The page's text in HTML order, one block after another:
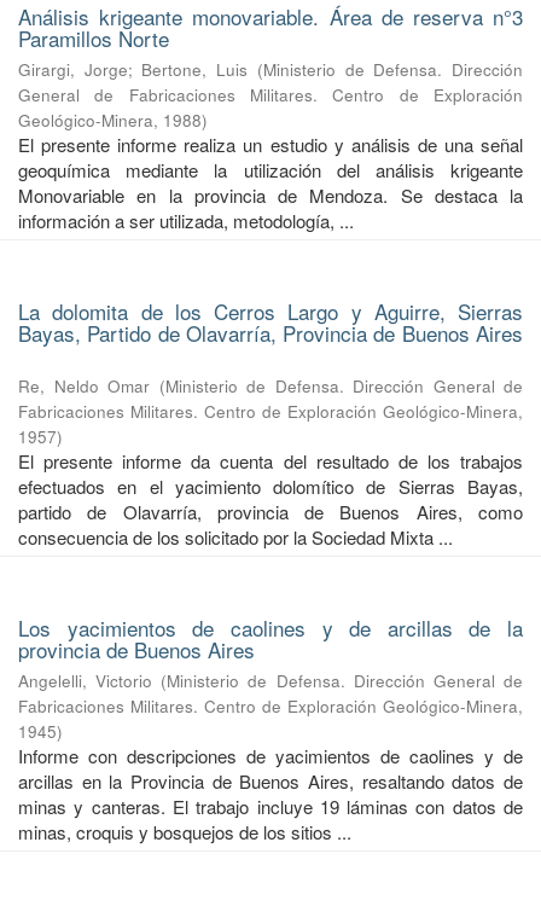
Análisis krigeante monovariable. Área de reserva n°3
Paramillos Norte
Girargi, Jorge; Bertone, Luis (Ministerio de Defensa. Dirección
General de Fabricaciones Militares. Centro de Exploración
Geológico-Minera, 1988)
El presente informe realiza un estudio y análisis de una señal
geoquímica mediante la utilización del análisis krigeante
Monovariable en la provincia de Mendoza. Se destaca la
información a ser utilizada, metodología, ...
La dolomita de los Cerros Largo y Aguirre, Sierras
Bayas, Partido de Olavarría, Provincia de Buenos Aires
Re, Neldo Omar (Ministerio de Defensa. Dirección General de
Fabricaciones Militares. Centro de Exploración Geológico-Minera,
1957)
El presente informe da cuenta del resultado de los trabajos
efectuados en el yacimiento dolomítico de Sierras Bayas,
partido de Olavarría, provincia de Buenos Aires, como
consecuencia de los solicitado por la Sociedad Mixta ...
Los yacimientos de caolines y de arcillas de la
provincia de Buenos Aires
Angelelli, Victorio (Ministerio de Defensa. Dirección General de
Fabricaciones Militares. Centro de Exploración Geológico-Minera,
1945)
Informe con descripciones de yacimientos de caolines y de
arcillas en la Provincia de Buenos Aires, resaltando datos de
minas y canteras. El trabajo incluye 19 láminas con datos de
minas, croquis y bosquejos de los sitios ...